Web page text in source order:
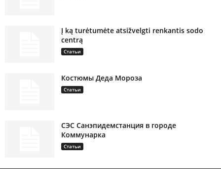
Į ką turėtumėte atsižvelgti renkantis sodo
centrą
Статьи
Костюмы Деда Мороза
Статьи
СЭС Санэпидемстанция в городе
Коммунарка
Статьи